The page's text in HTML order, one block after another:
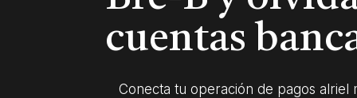
cuentas
Conecta tu operación de pagos alriel